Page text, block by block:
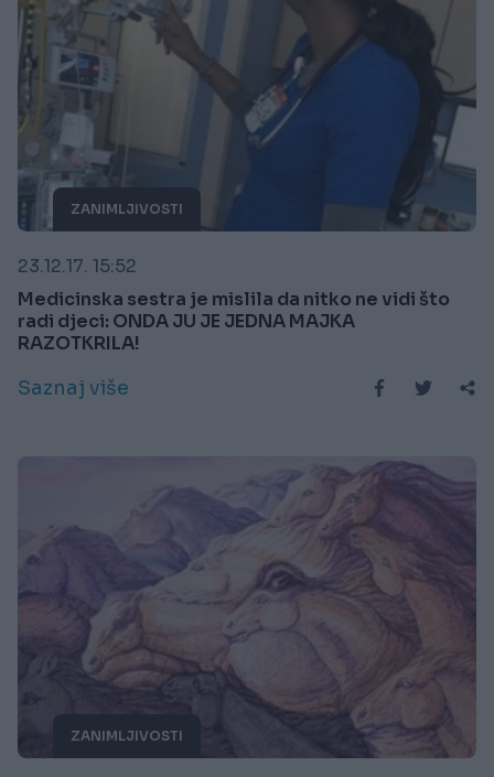
ZANIMLJIVOSTI
23.12.17. 15:52
Medicinska sestra je mislila da nitko ne vidi što
radi djeci: ONDA JU JE JEDNA MAJKA
RAZOTKRILA!
Saznaj više
ZANIMLJIVOSTI